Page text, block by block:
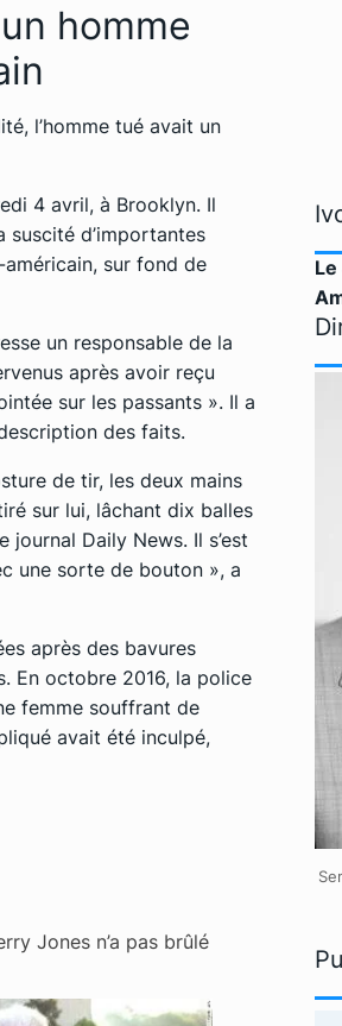
homme
l’homme tué avait un
4 avril, à Brooklyn. Il
suscité d’importantes
sur fond de
un responsable de la
après avoir reçu
sur les passants ». Il a
des faits.
de tir, les deux mains
sur lui, lâchant dix balles
journal Daily News. Il s’est
une sorte de bouton », a
après des bavures
En octobre 2016, la police
femme souffrant de
avait été inculpé,
Jones n’a pas brûlé